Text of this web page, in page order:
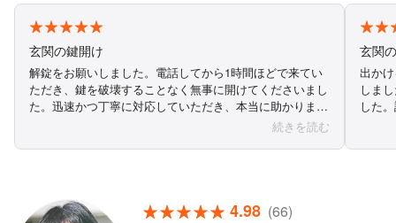
玄関の鍵開け
解錠をお願いしました。電話してから1時間ほどで来てい
ただき、鍵を破壊することなく無事に開けてくださいまし
た。迅速かつ丁寧に対応していただき、本当に助かりまし
続きを読む
玄関
出か
しま
した
4.98 (66)